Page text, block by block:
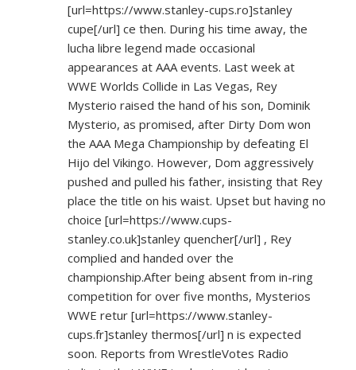
[url=https://www.stanley-cups.ro]stanley
cupe[/url] ce then. During his time away, the
lucha libre legend made occasional
appearances at AAA events. Last week at
WWE Worlds Collide in Las Vegas, Rey
Mysterio raised the hand of his son, Dominik
Mysterio, as promised, after Dirty Dom won
the AAA Mega Championship by defeating El
Hijo del Vikingo. However, Dom aggressively
pushed and pulled his father, insisting that Rey
place the title on his waist. Upset but having no
choice [url=https://www.cups-
stanley.co.uk]stanley quencher[/url] , Rey
complied and handed over the
championship.After being absent from in-ring
competition for over five months, Mysterios
WWE retur [url=https://www.stanley-
cups.fr]stanley thermos[/url] n is expected
soon. Reports from WrestleVotes Radio